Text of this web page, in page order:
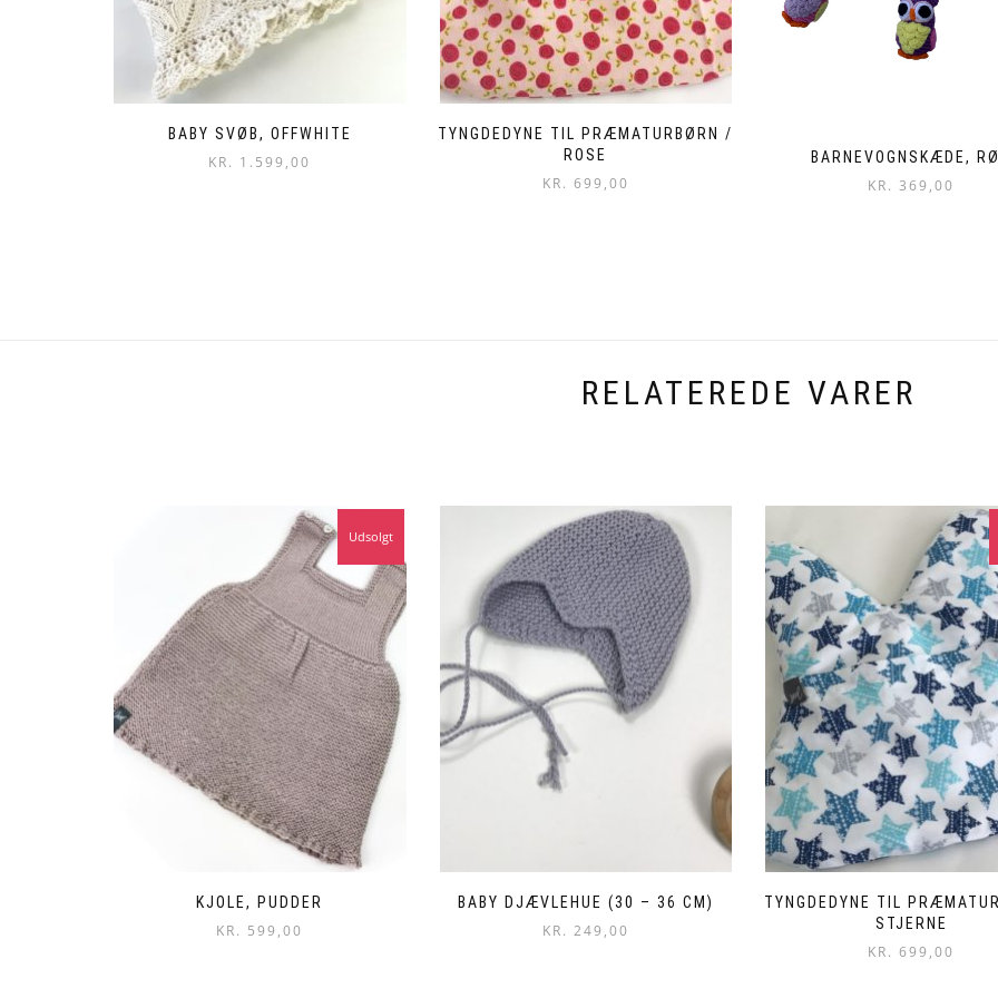
BABY SVØB, OFFWHITE
KR. 1.599,00
TYNGDEDYNE TIL PRÆMATURBØRN /
ROSE
KR. 699,00
BARNEVOGNSKÆDE,
KR. 369,00
RELATEREDE VARER
KJOLE, PUDDER
KR. 599,00
Udsolgt
BABY DJÆVLEHUE (30 – 36 CM)
KR. 249,00
TYNGDEDYNE TIL
STJERNE
KR. 699,00